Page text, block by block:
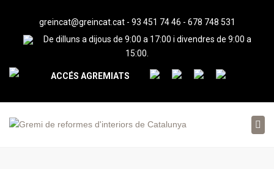
greincat@greincat.cat- 93 451 74 46 - 678 748 531
De dilluns a dijous de 9:00 a 17:00 i divendres de 9:00 a
15:00.
ACCÉS AGREMIATS